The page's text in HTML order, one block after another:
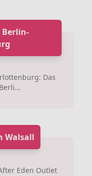
Berlin-
Das
Walsall
Eden Outlet